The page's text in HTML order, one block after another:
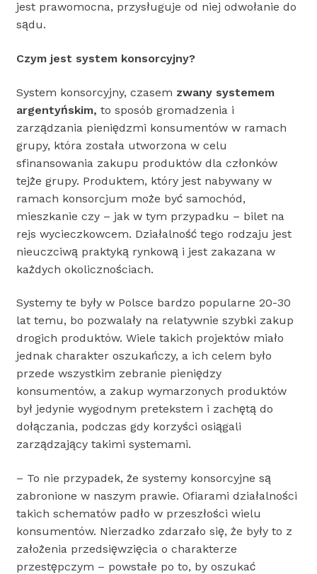
jest prawomocna, przysługuje od niej odwołanie do
sądu.
Czym jest system konsorcyjny?
System konsorcyjny, czasem zwany systemem
argentyńskim, to sposób gromadzenia i
zarządzania pieniędzmi konsumentów w ramach
grupy, która została utworzona w celu
sfinansowania zakupu produktów dla członków
tejże grupy. Produktem, który jest nabywany w
ramach konsorcjum może być samochód,
mieszkanie czy – jak w tym przypadku – bilet na
rejs wycieczkowcem. Działalność tego rodzaju jest
nieuczciwą praktyką rynkową i jest zakazana w
każdych okolicznościach.
Systemy te były w Polsce bardzo popularne 20-30
lat temu, bo pozwalały na relatywnie szybki zakup
drogich produktów. Wiele takich projektów miało
jednak charakter oszukańczy, a ich celem było
przede wszystkim zebranie pieniędzy
konsumentów, a zakup wymarzonych produktów
był jedynie wygodnym pretekstem i zachętą do
dołączania, podczas gdy korzyści osiągali
zarządzający takimi systemami.
– To nie przypadek, że systemy konsorcyjne są
zabronione w naszym prawie. Ofiarami działalności
takich schematów padło w przeszłości wielu
konsumentów. Nierzadko zdarzało się, że były to z
założenia przedsięwzięcia o charakterze
przestępczym – powstałe po to, by oszukać